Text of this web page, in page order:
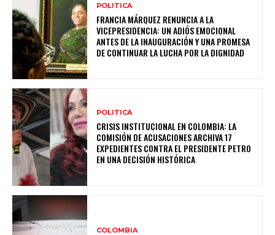
POLITICA
FRANCIA MÁRQUEZ RENUNCIA A LA
VICEPRESIDENCIA: UN ADIÓS EMOCIONAL
ANTES DE LA INAUGURACIÓN Y UNA PROMESA
DE CONTINUAR LA LUCHA POR LA DIGNIDAD
POLITICA
CRISIS INSTITUCIONAL EN COLOMBIA: LA
COMISIÓN DE ACUSACIONES ARCHIVA 17
EXPEDIENTES CONTRA EL PRESIDENTE PETRO
EN UNA DECISIÓN HISTÓRICA
COLOMBIA